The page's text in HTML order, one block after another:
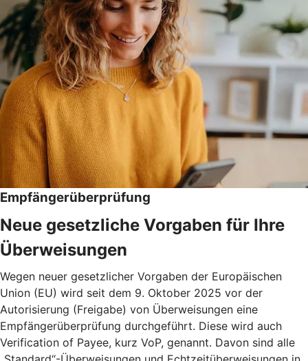
Empfängerüberprüfung
Neue gesetzliche Vorgaben für Ihre
Überweisungen
Wegen neuer gesetzlicher Vorgaben der Europäischen
Union (EU) wird seit dem 9. Oktober 2025 vor der
Autorisierung (Freigabe) von Überweisungen eine
Empfängerüberprüfung durchgeführt. Diese wird auch
Verification of Payee, kurz VoP, genannt. Davon sind alle